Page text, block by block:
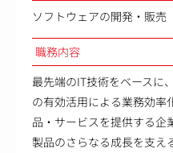
ソフトウェアの開発・販売
職務内容
最先端のIT技術をベースに
の有効活用による業務効率
品・サービスを提供する企
製品のさらなる成長を支え